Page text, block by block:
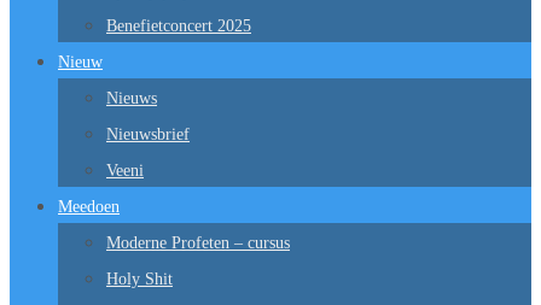
Benefietconcert 2025
Nieuw
Nieuws
Nieuwsbrief
Veeni
Meedoen
Moderne Profeten – cursus
Holy Shit